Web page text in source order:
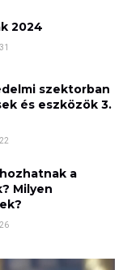
2024
szektorban
és eszközök 3.
a
Milyen